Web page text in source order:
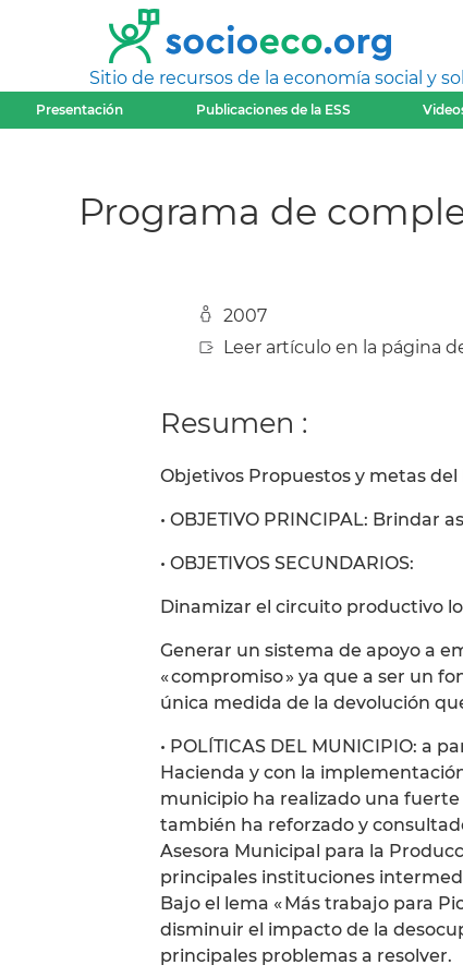
Sitio de recursos de la economía social y
Presentación Publicaciones de la ESS
Programa de
2007
Leer artículo en la página
Resumen :
Objetivos Propuestos y metas
• OBJETIVO PRINCIPAL: Brindar
• OBJETIVOS SECUNDARIOS:
Dinamizar el circuito productivo
Generar un sistema de apoyo a
« compromiso » ya que a ser un
única medida de la devolución
• POLÍTICAS DEL MUNICIPIO: a
Hacienda y con la
municipio ha realizado una
también ha reforzado y
Asesora Municipal para la
principales instituciones
Bajo el lema « Más trabajo para
disminuir el impacto de la
principales problemas a resolver.